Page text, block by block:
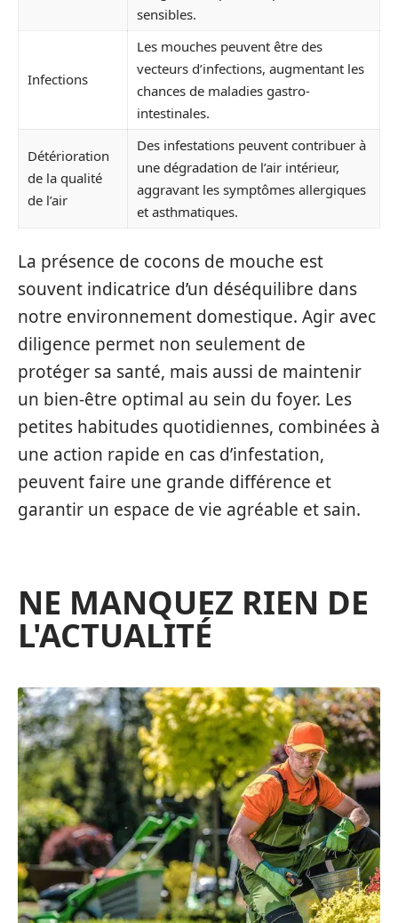
sensibles.
Infections
Les mouches peuvent être des
vecteurs d’infections, augmentant les
chances de maladies gastro-
intestinales.
Détérioration
de la qualité
de l’air
Des infestations peuvent contribuer à
une dégradation de l’air intérieur,
aggravant les symptômes allergiques
et asthmatiques.
La présence de cocons de mouche est
souvent indicatrice d’un déséquilibre dans
notre environnement domestique. Agir avec
diligence permet non seulement de
protéger sa santé, mais aussi de maintenir
un bien-être optimal au sein du foyer. Les
petites habitudes quotidiennes, combinées à
une action rapide en cas d’infestation,
peuvent faire une grande différence et
garantir un espace de vie agréable et sain.
NE MANQUEZ RIEN DE
L'ACTUALITÉ